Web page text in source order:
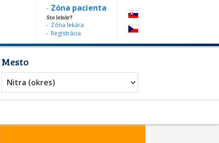
Zóna pacienta
Ste lekár?
Zóna lekára
Registrácia
Mesto
Nitra (okres)